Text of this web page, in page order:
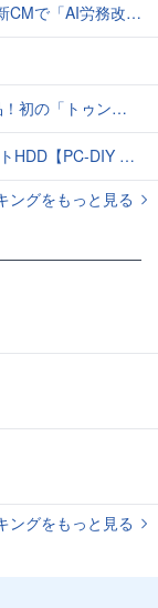
したら「すぐに休んで」と言われる？
LINEスタンプ、販売開始
PC-DIY 秋の陣】
ングをもっと見る
ングをもっと見る